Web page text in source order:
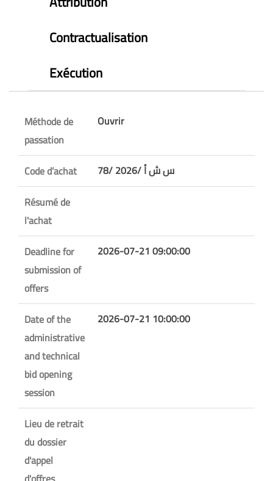
Contractualisation
Exécution
Méthode de
passation
Ouvrir
Code d’achat
78/ س ش أ /2026
Résumé de
l'achat
Deadline for
submission of
offers
2026-07-21 09:00:00
Date of the
administrative
and technical
bid opening
session
2026-07-21 10:00:00
Lieu de retrait
du dossier
d'appel